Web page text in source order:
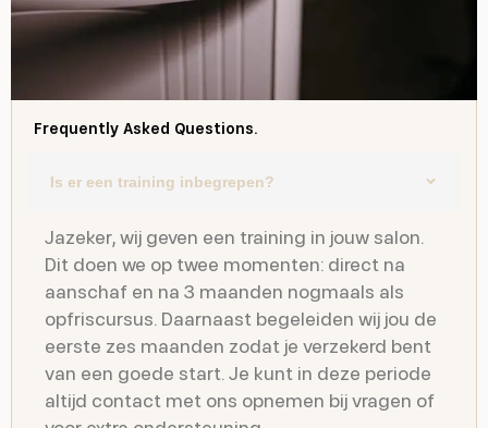
Frequently Asked Questions.
Is er een training inbegrepen?
Jazeker, wij geven een training in jouw salon.
Dit doen we op twee momenten: direct na
aanschaf en na 3 maanden nogmaals als
opfriscursus. Daarnaast begeleiden wij jou de
eerste zes maanden zodat je verzekerd bent
van een goede start. Je kunt in deze periode
altijd contact met ons opnemen bij vragen of